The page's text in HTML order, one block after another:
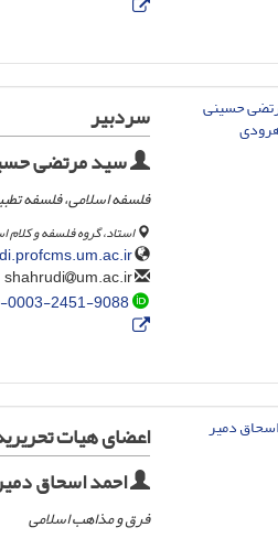
سردبیر
سید مرتضی
فلسفه اسلامی، فلسفه
استاد، گروه فلسفه و
um.ac.ir
0003-2451-9088
اعضای هیات
احمد اسحاق
فرق و مذاهب اسلامی